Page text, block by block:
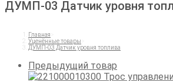
уровня
ДУМП-03 Датчик уровня
Главная
Уценённые товары
ДУМП-03 Датчик уровня топлива
Предыдущий товар